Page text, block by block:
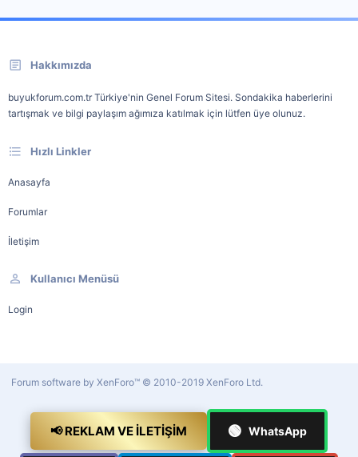
Hakkımızda
buyukforum.com.tr Türkiye'nin Genel Forum Sitesi. Sondakika haberlerini
tartışmak ve bilgi paylaşım ağımıza katılmak için lütfen üye olunuz.
Hızlı Linkler
Anasayfa
Forumlar
İletişim
Kullanıcı Menüsü
Login
Forum software by XenForo™ © 2010-2019 XenForo Ltd.
📢 REKLAM VE İLETIŞIM 🟢 WhatsApp